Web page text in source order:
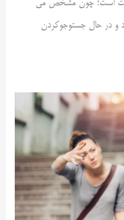
است؛ چون مشخص می
و در حال جستوجو‌کردن